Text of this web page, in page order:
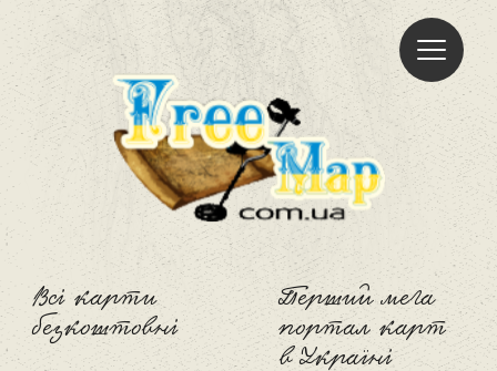
Всі карти
безкоштовні
Freemap
Перший мега
портал карт
в Україні